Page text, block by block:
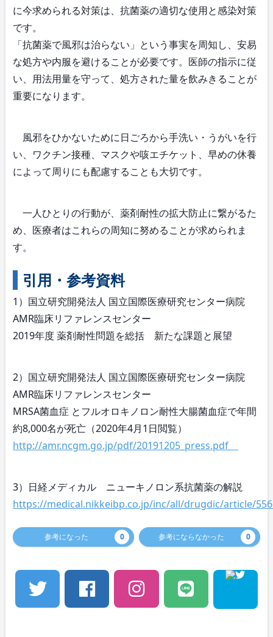
に今求められる対策は、抗菌薬の適切な使用と感染対策
です。
「抗菌薬で風邪は治らない」という事実を周知し、安易
な処方や内服を避けることが必要です。医師の指示に従
い、用法用量を守って、処方された量を飲みきることが
重要になります。
風邪をひかないために日ごろから手洗い・うがいを行
い、ワクチン接種、マスクや咳エチケット、早めの休養
によって周りにも配慮することも大切です。
一人ひとりの行動が、薬剤耐性の拡大防止に繋がるた
め、医療者はこれらの周知に努めることが求められま
す。
引用・参考資料
1）国立研究開発法人 国立国際医療研究センター病院
AMR臨床リファレンスセンター
2019年度 薬剤耐性問題を総括 新たな課題と展望
2）国立研究開発法人 国立国際医療研究センター病院
AMR臨床リファレンスセンター
MRSA菌血症 とフルオロキノロン耐性大腸菌血症で年間
約8,000名が死亡（2020年4月1日閲覧）
http://amr.ncgm.go.jp/pdf/20191205_press.pdf
3）日経メディカル ニューキノロン系抗菌薬の解説
https://medical.nikkeibp.co.jp/inc/all/drugdic/article/
参考になった 0 参考にならなかった 0